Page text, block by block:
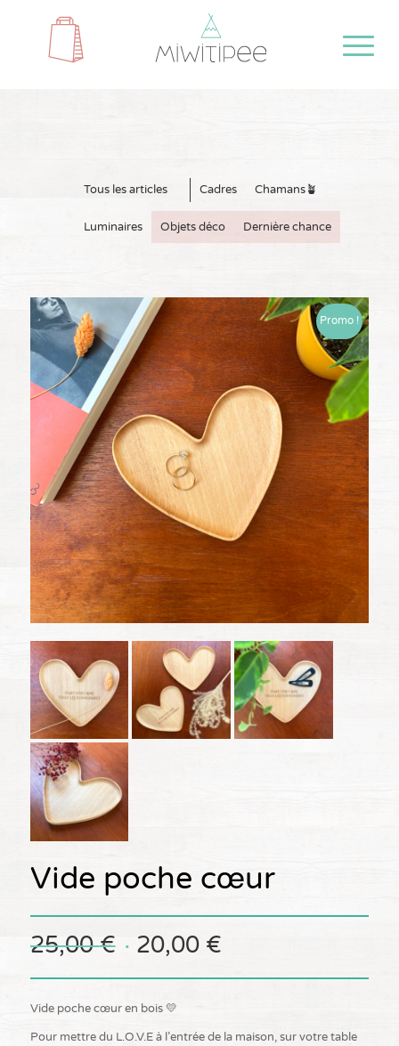
Tous les articles Cadres Chamans🪴
Luminaires Objets déco Dernière chance
Promo !
Vide poche cœur
25,00€ Le
initial
était :
25,00 €.
20,00 €Le
actuel
20,00 €.
Vide poche cœur en bois 💛
Pour mettre du L.O.V.E à l’entrée de la maison, sur votre table